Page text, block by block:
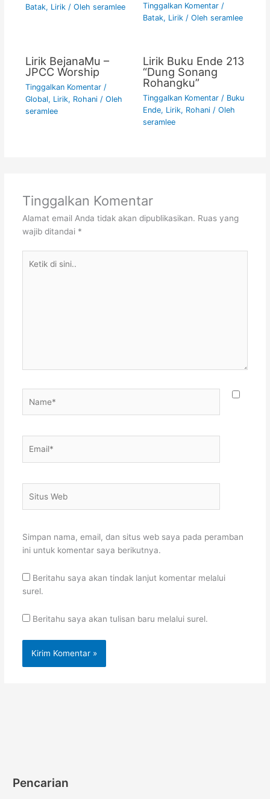
Batak, Lirik/ Oleh seramlee Tinggalkan Komentar /
Batak, Lirik/ Oleh seramlee
Lirik BejanaMu –
JPCC Worship
Tinggalkan Komentar /
Global, Lirik, Rohani/ Oleh
seramlee
Lirik Buku Ende 213
“Dung Sonang
Rohangku”
Tinggalkan Komentar / Buku
Ende, Lirik, Rohani/ Oleh
seramlee
Tinggalkan Komentar
Alamat email Anda tidak akan dipublikasikan. Ruas yang
wajib ditandai *
Web
Simpan nama, email, dan situs web saya pada peramban
ini untuk komentar saya berikutnya.
Beritahu saya akan tindak lanjut komentar melalui
surel.
Beritahu saya akan tulisan baru melalui surel.
Pencarian